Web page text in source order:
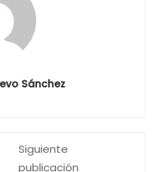
Sánchez
Siguiente
publicación